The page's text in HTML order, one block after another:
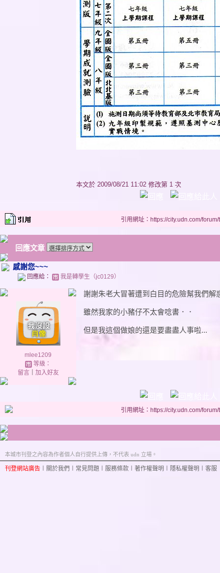
本文於 2009/08/21 11:02 修改第 1 次
引用網址：https://city.udn.com/
回應文章
感謝您~~~
回應給： 我是轉學生（jc0129）
mlee1209
等級：
留言｜ 加入好友
謝謝朱老大冒著遭到白目的危險幫我們解
雖然我家的小豬仔不太會唸書．．
但是我這個做娘的還是要盡盡人事啦...
引用網址：https://city.udn.com/
本城市刊登之內容為作者個人自行提供上傳，不代表 udn 立場。
刊登網站廣告 關於我們 常見問題 服務條款 著作權聲明 隱私權聲明 客服